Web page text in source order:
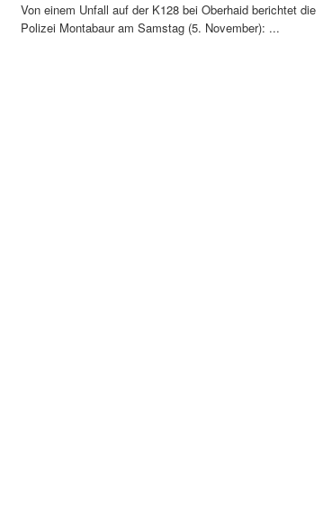
Von einem Unfall auf der K128 bei Oberhaid berichtet die
Polizei Montabaur am Samstag (5. November): ...